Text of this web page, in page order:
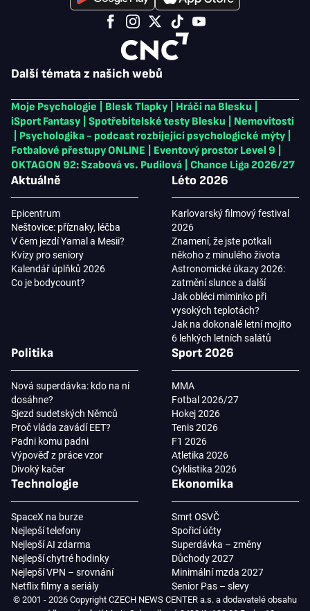
Další témata z našich webů
Moje Psychologie Blesk Tlapky Hráči na Blesku
iSport Fantasy
Spotřebitelské testy Blesku
Nemovitosti
Psychologika - podcast rozbíjející psychologické mýty
Fotbalové přestupy ONLINE
Eventový prostor Level 9
OKTAGON 92: Szabová vs. Pudilová
Chance Liga 2026/27
Aktuálně
Epicentrum
Neštovice: příznaky, léčba
V čem jezdí Yamal a Mesii?
Kvízy pro seniory
Kalendář úplňků 2026
Co je bodycount?
Léto 2026
Karlovarský filmový festival
2026
Znamení, že jste potkali
někoho z minulého života
Astronomické úkazy 2026:
zatmění slunce a další
Jak obléci miminko při
vysokých teplotách?
Jak na dokonalé letní mojito
6 lehkých letních salátů
Politika
Nová superdávka: kdo na ní
dosáhne?
Sjezd sudetských Němců
Proč vláda zavádí EET?
Padni komu padni
Výpověď z práce vzor
Divoký kačer
Sport 2026
MMA
Fotbal 2026/27
Hokej 2026
Tenis 2026
F1 2026
Atletika 2026
Cyklistika 2026
Technologie
SpaceX na burze
Nejlepší telefony
Nejlepší AI zdarma
Nejlepší chytré hodinky
Nejlepší VPN – srovnání
Netflix filmy a seriály
Ekonomika
Smrt OSVČ
Spořicí účty
Superdávka – změny
Důchody 2027
Minimální mzda 2027
Senior Pas – slevy
© 2001 - 2026 Copyright CZECH NEWS CENTER a.s. a dodavatelé obsahu